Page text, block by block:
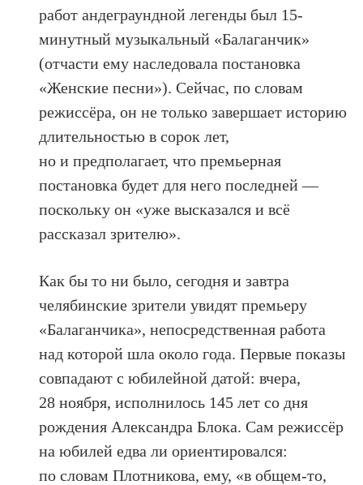
работ андеграундной легенды был 15-
минутный музыкальный «Балаганчик»
(отчасти ему наследовала постановка
«Женские песни»). Сейчас, по словам
режиссёра, он не только завершает историю
длительностью в сорок лет,
но и предполагает, что премьерная
постановка будет для него последней —
поскольку он «уже высказался и всё
рассказал зрителю».
Как бы то ни было, сегодня и завтра
челябинские зрители увидят премьеру
«Балаганчика», непосредственная работа
над которой шла около года. Первые показы
совпадают с юбилейной датой: вчера,
28 ноября, исполнилось 145 лет со дня
рождения Александра Блока. Сам режиссёр
на юбилей едва ли ориентировался:
по словам Плотникова, ему, «в общем-то,